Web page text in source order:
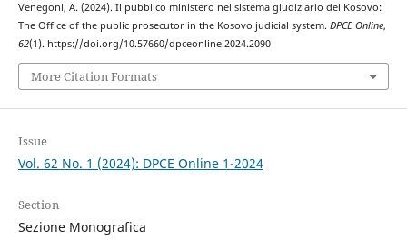
Venegoni, A. (2024). Il pubblico ministero nel sistema giudiziario del Kosovo:
The Office of the public prosecutor in the Kosovo judicial system. DPCE Online,
62(1). https://doi.org/10.57660/dpceonline.2024.2090
More Citation Formats
Issue
Vol. 62 No. 1 (2024): DPCE Online 1-2024
Section
Sezione Monografica